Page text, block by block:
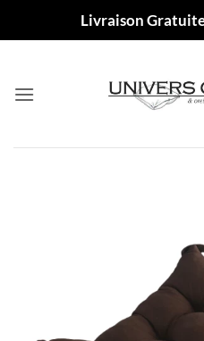
Livraison